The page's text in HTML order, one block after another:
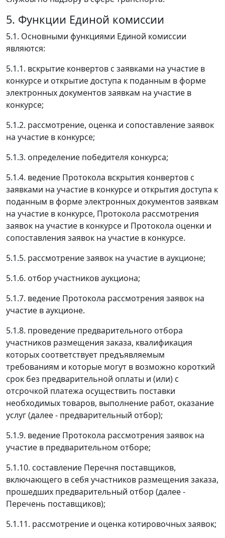
5. Функции Единой комиссии
5.1. Основными функциями Единой комиссии
являются:
5.1.1. вскрытие конвертов с заявками на участие в
конкурсе и открытие доступа к поданным в форме
электронных документов заявкам на участие в
конкурсе;
5.1.2. рассмотрение, оценка и сопоставление заявок
на участие в конкурсе;
5.1.3. определение победителя конкурса;
5.1.4. ведение Протокола вскрытия конвертов с
заявками на участие в конкурсе и открытия доступа к
поданным в форме электронных документов заявкам
на участие в конкурсе, Протокола рассмотрения
заявок на участие в конкурсе и Протокола оценки и
сопоставления заявок на участие в конкурсе.
5.1.5. рассмотрение заявок на участие в аукционе;
5.1.6. отбор участников аукциона;
5.1.7. ведение Протокола рассмотрения заявок на
участие в аукционе.
5.1.8. проведение предварительного отбора
участников размещения заказа, квалификация
которых соответствует предъявляемым
требованиям и которые могут в возможно короткий
срок без предварительной оплаты и (или) с
отсрочкой платежа осуществить поставки
необходимых товаров, выполнение работ, оказание
услуг (далее - предварительный отбор);
5.1.9. ведение Протокола рассмотрения заявок на
участие в предварительном отборе;
5.1.10. составление Перечня поставщиков,
включающего в себя участников размещения заказа,
прошедших предварительный отбор (далее -
Перечень поставщиков);
5.1.11. рассмотрение и оценка котировочных заявок;